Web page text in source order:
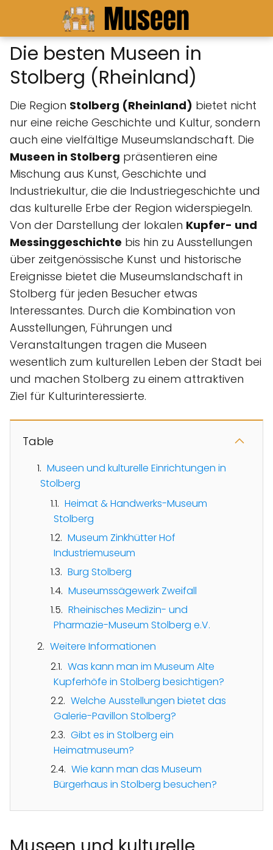
Die besten Museen in
Stolberg (Rheinland)
Die Region Stolberg (Rheinland) bietet nicht
nur eine reiche Geschichte und Kultur, sondern
auch eine vielfältige Museumslandschaft. Die
Museen in Stolberg präsentieren eine
Mischung aus Kunst, Geschichte und
Industriekultur, die die Industriegeschichte und
das kulturelle Erbe der Region widerspiegeln.
Von der Darstellung der lokalen Kupfer- und
Messinggeschichte bis hin zu Ausstellungen
über zeitgenössische Kunst und historische
Ereignisse bietet die Museumslandschaft in
Stolberg für jeden Besucher etwas
Interessantes. Durch die Kombination von
Ausstellungen, Führungen und
Veranstaltungen tragen die Museen
wesentlich zum kulturellen Leben der Stadt bei
und machen Stolberg zu einem attraktiven
Ziel für Kulturinteressierte.
Table
Museen und kulturelle Einrichtungen in
Stolberg
Heimat & Handwerks-Museum
Stolberg
Museum Zinkhütter Hof
Industriemuseum
Burg Stolberg
Museumssägewerk Zweifall
Rheinisches Medizin- und
Pharmazie-Museum Stolberg e.V.
Weitere Informationen
Was kann man im Museum Alte
Kupferhöfe in Stolberg besichtigen?
Welche Ausstellungen bietet das
Galerie-Pavillon Stolberg?
Gibt es in Stolberg ein
Heimatmuseum?
Wie kann man das Museum
Bürgerhaus in Stolberg besuchen?